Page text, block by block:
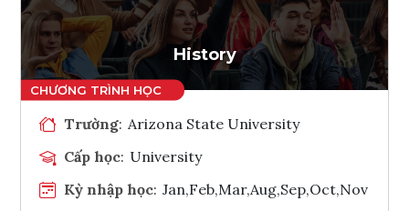
Tham vấn Interlink
History
Trường: Arizona State University
Cấp học: University
Kỳ nhập học: Jan,Feb,Mar,Aug,Sep,Oct,Nov